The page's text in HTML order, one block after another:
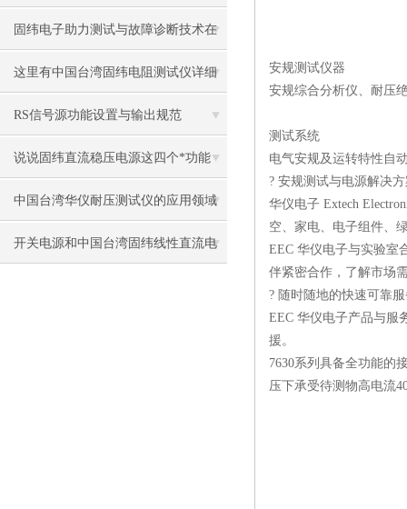
选装备
固纬电子助力测试与故障诊断技术在
民用领域的推广应用和发展
这里有中国台湾固纬电阻测试仪详细
的使用和校准步骤
RS信号源功能设置与输出规范
说说固纬直流稳压电源这四个*功能
中国台湾华仪耐压测试仪的应用领域
都有哪些？
开关电源和中国台湾固纬线性直流电
安规测试仪器
安规综合分析仪、耐压
测试系统
电气安规及运转特性自
? 安规测试与电源解决
华仪电子 Extech
空、家电、电子组件、
EEC 华仪电子与实验室
伴紧密合作，了解市场
? 随时随地的快速可靠
EEC 华仪电子产品与服
援。
7630系列具备全功能的
压下承受待测物高电流